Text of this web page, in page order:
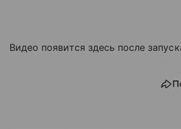
Видео появится здесь после